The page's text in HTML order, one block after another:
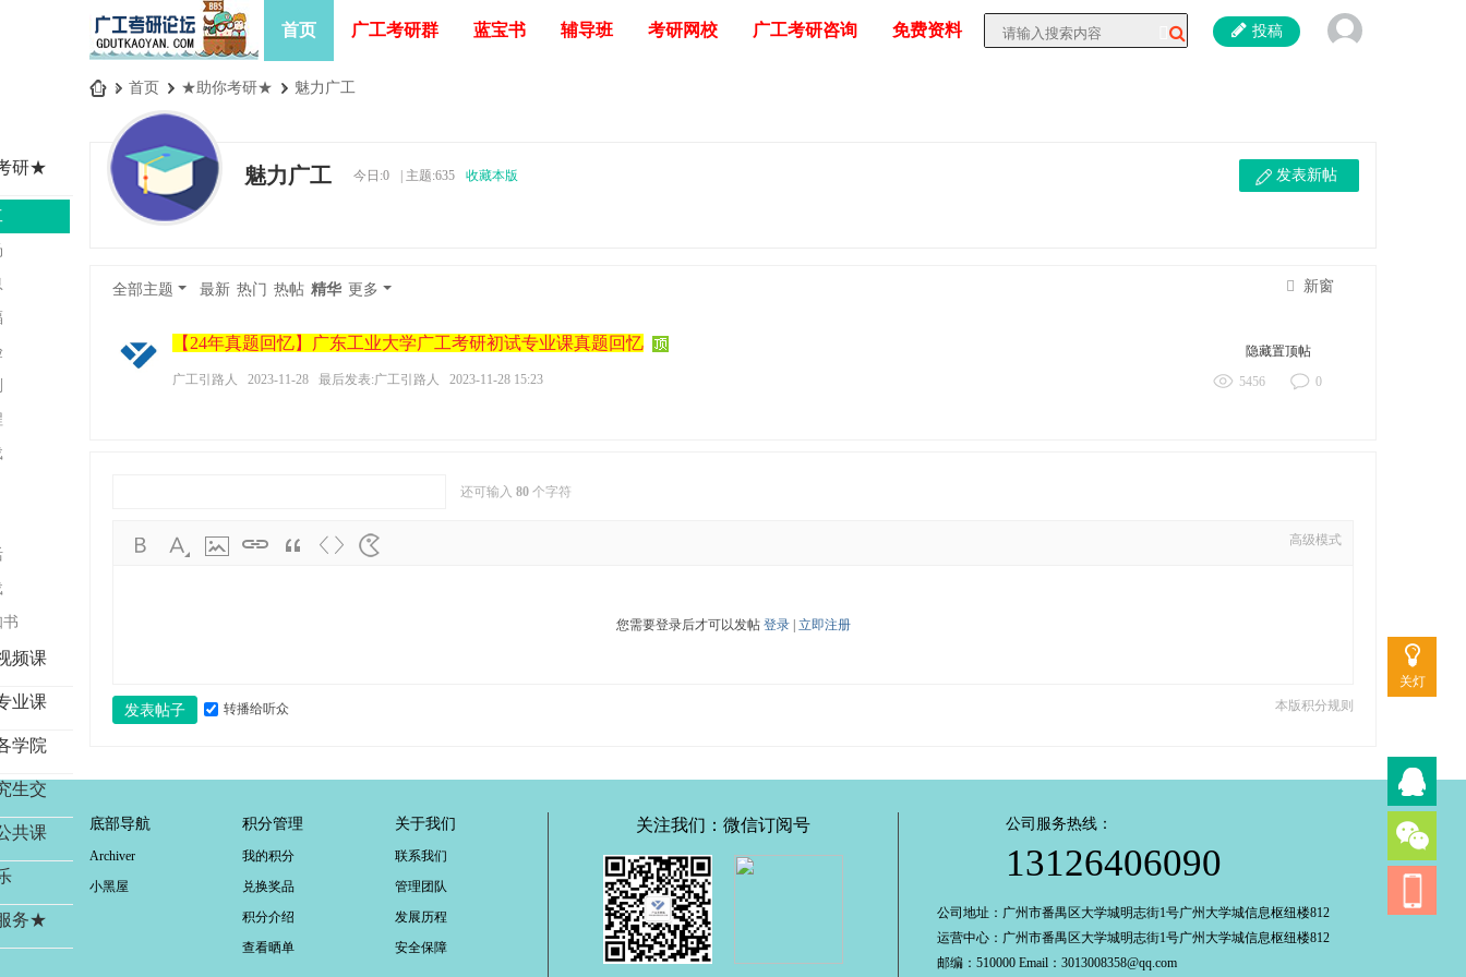
关灯
首页 广工考研群 蓝宝书 辅导班 考研网校 广工考研咨询 免费资料 投稿
研
辅
导
网
» 首页 › ★助你考研★ › 魅力广工
研★
频课
业课
学院
生交
共课
务★
魅力广工 今日:0 主题:635 收藏本版 发表新帖
新窗
全部主题 最新 热门 热帖 精华 更多
隐藏置顶帖
【24年真题回忆】广东工业大学广工考研初试专业课真题回忆
广工引路人 2023-11-28 最后发表:广工引路人 2023-11-28 15:23 5456 0
还可输入 80 个字符
高级模式
您需要登录后才可以发帖 登录| 立即注册
本版积分规则
发表帖子 转播给听众
底部导航
Archiver
小黑屋
积分管理
我的积分
兑换奖品
积分介绍
查看晒单
关于我们
联系我们
管理团队
发展历程
安全保障
关注我们：微信订阅号 公司服务热线：
13126406090
公司地址：广州市番禺区大学城明志街1号广州大学城信息枢纽楼812
运营中心：广州市番禺区大学城明志街1号广州大学城信息枢纽楼812
邮编：510000 Email：3013008358@qq.com